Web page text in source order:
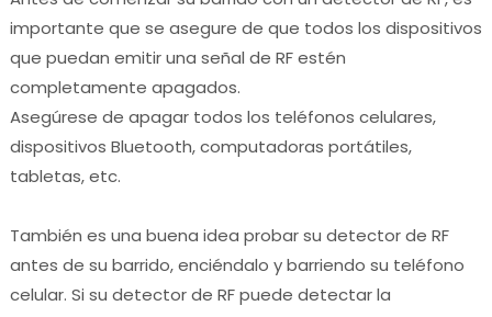
importante que se asegure de que todos los dispositivos
que puedan emitir una señal de RF estén
completamente apagados.
Asegúrese de apagar todos los teléfonos celulares,
dispositivos Bluetooth, computadoras portátiles,
tabletas, etc.
También es una buena idea probar su detector de RF
antes de su barrido, enciéndalo y barriendo su teléfono
celular. Si su detector de RF puede detectar la